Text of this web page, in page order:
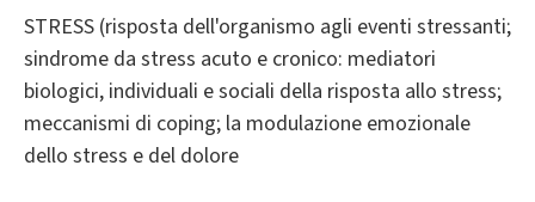
STRESS (risposta dell'organismo agli eventi stressanti;
sindrome da stress acuto e cronico: mediatori
biologici, individuali e sociali della risposta allo stress;
meccanismi di coping; la modulazione emozionale
dello stress e del dolore